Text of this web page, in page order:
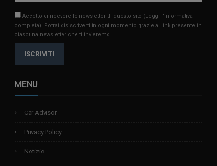
Accetto di ricevere le newsletter di questo sito (Leggi l'informativa
completa). Potrai disiscriverti in ogni momento grazie al link presente in
ciascuna newsletter che ti invieremo.
ISCRIVITI
MENU
Car Advisor
Privacy Policy
Notizie